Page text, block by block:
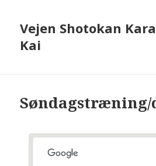
Vejen Shotokan
Kai